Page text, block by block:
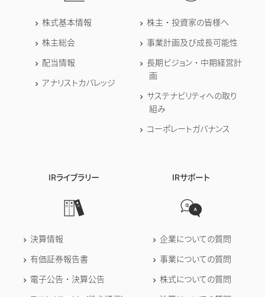
株式基本情報
株主総会
配当情報
アナリストカバレッジ
株主・投資家の皆様へ
事業計画及び成長可能性
長期ビジョン・中期経営計
画
サステナビリティへの取り
組み
コーポレートガバナンス
IRライブラリー
決算情報
有価証券報告書
電子公告・決算公告
IRサポート
企業についての質問
事業についての質問
株式についての質問